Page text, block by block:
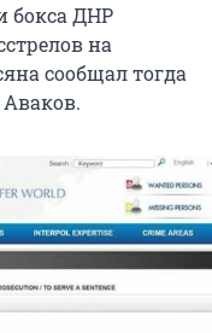
бокса ДНР
на
сообщал тогда